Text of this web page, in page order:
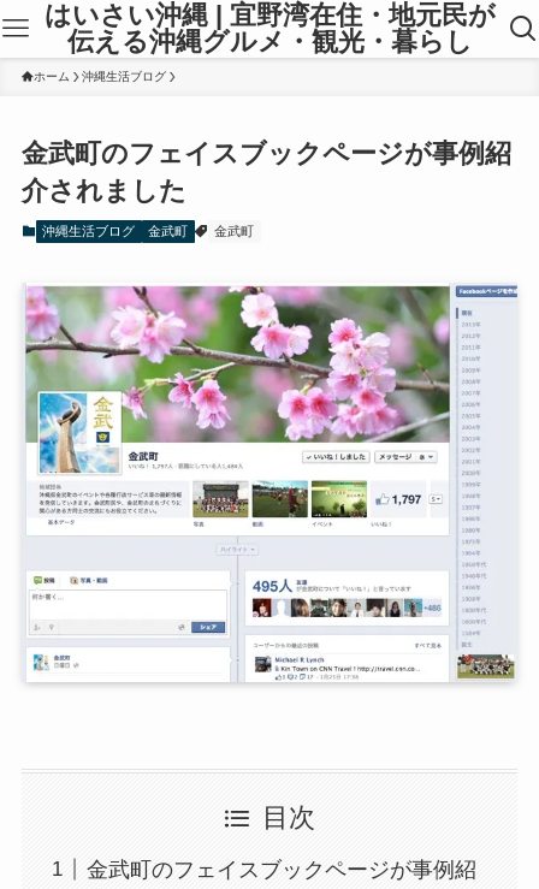
はいさい沖縄 | 宜野湾在住・地元民が
伝える沖縄グルメ・観光・暮らし
ホーム 沖縄生活ブログ
金武町のフェイスブックページが事例紹
介されました
沖縄生活ブログ 金武町 金武町
目次
金武町のフェイスブックページが事例紹